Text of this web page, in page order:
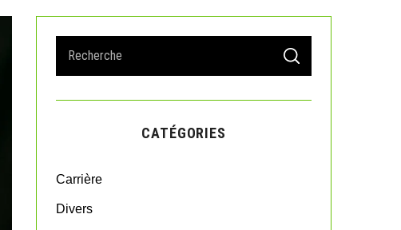
a
r
o
S
A
C
CATÉGORIES
Carrière
Divers